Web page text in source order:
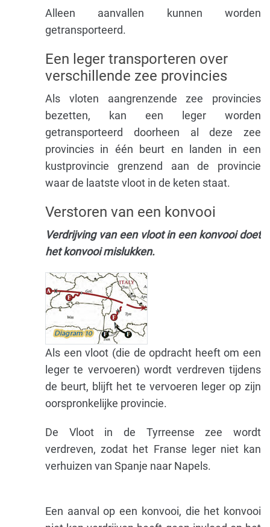
Alleen aanvallen kunnen worden
getransporteerd.
Een leger transporteren over
verschillende zee provincies
Als vloten aangrenzende zee provincies
bezetten, kan een leger worden
getransporteerd doorheen al deze zee
provincies in één beurt en landen in een
kustprovincie grenzend aan de provincie
waar de laatste vloot in de keten staat.
Verstoren van een konvooi
Verdrijving van een vloot in een konvooi doet
het konvooi mislukken.
Als een vloot (die de opdracht heeft om een
leger te vervoeren) wordt verdreven tijdens
de beurt, blijft het te vervoeren leger op zijn
oorspronkelijke provincie.
De Vloot in de Tyrreense zee wordt
verdreven, zodat het Franse leger niet kan
verhuizen van Spanje naar Napels.
Een aanval op een konvooi, die het konvooi